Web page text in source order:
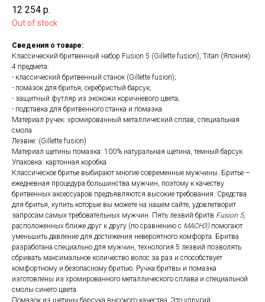
12 254 р.
Out of stock
Сведения о товаре:
Классический бритвенный набор Fusion 5 (Gillette fusion), Titan (Япония)
4 предмета:
- классический бритвенный станок (Gillette fusion);
- помазок для бритья, серебристый барсук;
- защитный футляр из экокожи коричневого цвета;
- подставка для бритвенного станка и помазка.
Материал ручек: хромированный металлический сплав, специальная
смола
Лезвие: (Gillette fusion)
Материал щетины помазка: 100% натуральная щетина, темный барсук
Упаковка: картонная коробка
Классическое бритье выбирают многие современные мужчины. Бритье –
ежедневная процедура большинства мужчин, поэтому к качеству
бритвенных аксессуаров предъявляются высокие требования. Средства
для бритья, купить которые вы можете на нашем сайте, удовлетворит
запросам самых требовательных мужчин. Пять лезвий бритв Fusion 5,
расположенных ближе друг к другу (по сравнению с MACH3)помогают
уменьшить давление для достижения невероятного комфорта. Бритва
разработана специально для мужчин, технология 5 лезвий позволять
сбривать максимальное количество волос за раз и способствует
комфортному и безопасному бритью. Ручка бритвы и помазка
изготовлены из хромированного металлического сплава и специальной
смолы синего цвета.